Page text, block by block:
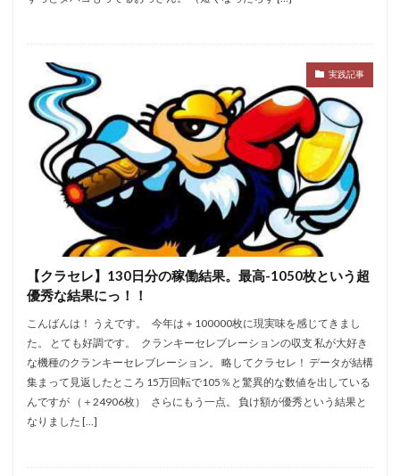
実践記事
【クラセレ】130日分の稼働結果。最高-1050枚という超
優秀な結果にっ！！
こんばんは！ うえです。 今年は＋100000枚に現実味を感じてきまし
た。 とても好調です。 クランキーセレブレーションの収支 私が大好き
な機種のクランキーセレブレーション。 略してクラセレ！ データが結構
集まって見返したところ 15万回転で105％と驚異的な数値を出している
んですが （＋24906枚） さらにもう一点。 負け額が優秀という結果と
なりました […]
タロット
ダイチ ダンまち
ツイッター
ディスクアップ
ハイシオ
ハイパーリノ
ハッピージャグラー
スーミラ
ハナハナ ハーデス
ハーデス2
バイオ
バキュン バジリスク
バジリスク絆
バジ３
バズーカ バンバン
バンバンクロス
バーサス
パチンコ ズキュン
スロパチ取材
ガメラ
ケロット ガルパン
ガルパンG
ガンダム
ガールフレンド
キャロル津福
ギアス3
ギアスCC ギルクラ
クラセレ
クレア眠り
グランド
グレンラガン
ケロット3
スロパチ
ゲッターマウス
コロナ500
ゴッドイーター
サラ番
サラ金
サンダーライトニング
シューティング